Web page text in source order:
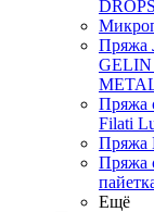
DROPS
Пряжа
Пряжа
Filati
Пряжа
Пряжа
Ещё